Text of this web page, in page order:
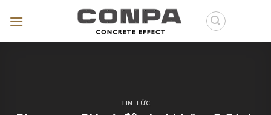
TIN TỨC